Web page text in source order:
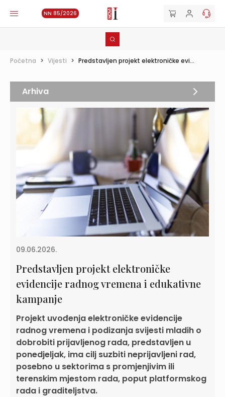
NN 85/2026
Početna > Vijesti > Predstavljen projekt elektroničke evi...
09.06.2026.
Predstavljen projekt elektroničke
evidencije radnog vremena i edukativne
kampanje
Projekt uvođenja elektroničke evidencije
radnog vremena i podizanja svijesti mladih o
dobrobiti prijavljenog rada, predstavljen u
ponedjeljak, ima cilj suzbiti neprijavljeni rad,
posebno u sektorima s promjenjivim ili
terenskim mjestom rada, poput platformskog
rada i graditeljstva.
Arhiva